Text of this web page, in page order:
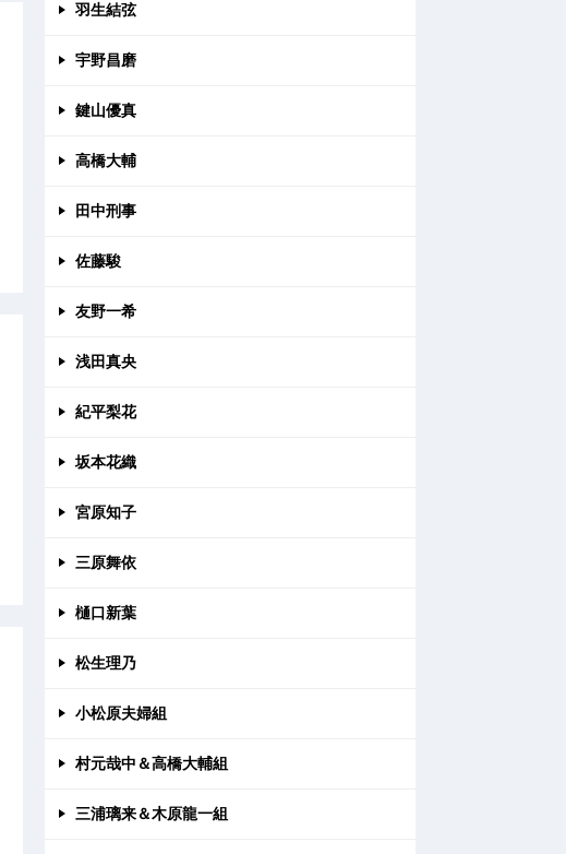
羽生結弦
宇野昌磨
鍵山優真
高橋大輔
田中刑事
佐藤駿
友野一希
浅田真央
紀平梨花
坂本花織
宮原知子
三原舞依
樋口新葉
松生理乃
小松原夫婦組
村元哉中＆高橋大輔組
三浦璃来＆木原龍一組